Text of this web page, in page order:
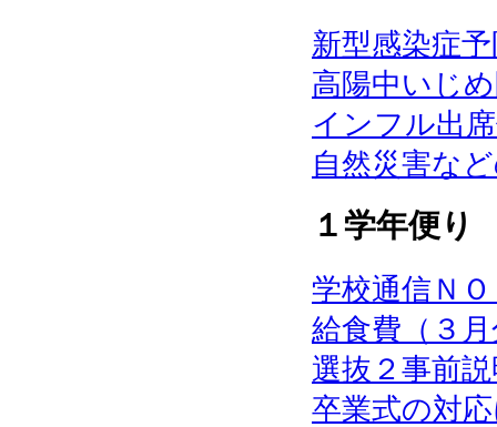
新型感染症
高陽中いじ
インフル出
自然災害な
１学年便り
学校通信Ｎ
給食費（３
選抜２事前
卒業式の対